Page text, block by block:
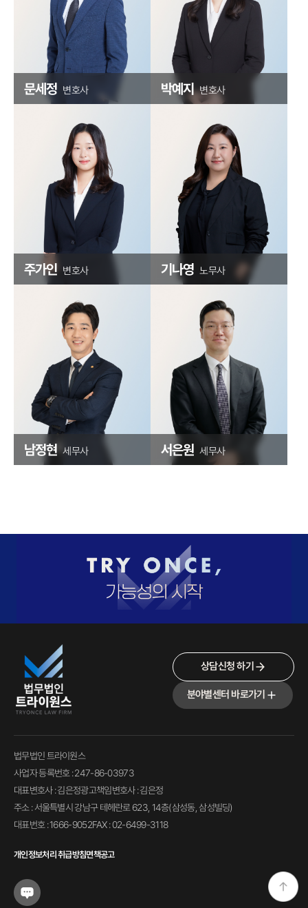
문세정 변호사 박예지 변호사
주가인 변호사 기나영 노무사
남정현 세무사 서은원 세무사
상담신청 하기
분야별센터 바로가기
법무법인 트라이원스
사업자 등록번호 : 247-86-03973
대표변호사 : 김은정광고책임변호사 : 김은정
주소 : 서울특별시 강남구 테헤란로 623, 14층(삼성동, 삼성빌딩)
대표번호 : 1666-9052FAX : 02-6499-3118
개인정보처리 취급방침면책공고